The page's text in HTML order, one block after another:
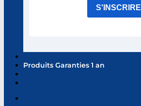
S'INSCRIRE
Produits Garanties 1 an